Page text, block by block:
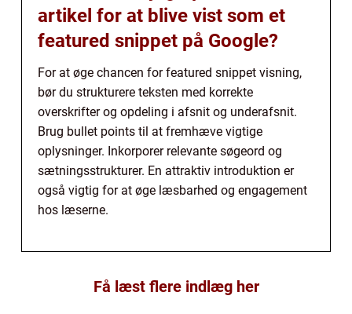
artikel for at blive vist som et
featured snippet på Google?
For at øge chancen for featured snippet visning,
bør du strukturere teksten med korrekte
overskrifter og opdeling i afsnit og underafsnit.
Brug bullet points til at fremhæve vigtige
oplysninger. Inkorporer relevante søgeord og
sætningsstrukturer. En attraktiv introduktion er
også vigtig for at øge læsbarhed og engagement
hos læserne.
Få læst flere indlæg her